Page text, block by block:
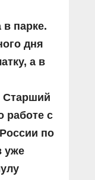
парке.
дня
а в
Старший
работе с
по
уже